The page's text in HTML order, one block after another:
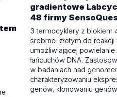
gradientowe
48 firmy
3 termocyklery z blokiem
srebrno-złotym do reakcji
umożliwiającej powielanie
łańcuchów DNA.
w badaniach nad
charakteryzowaniu
genów, klonowaniu